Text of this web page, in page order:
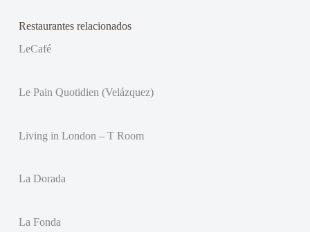
Restaurantes relacionados
LeCafé
Le Pain Quotidien (Velázquez)
Living in London – T Room
La Dorada
La Fonda